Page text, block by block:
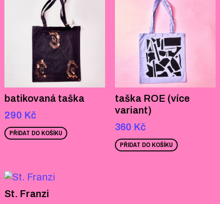
batikovaná taška
290 Kč
PŘIDAT DO KOŠÍKU
taška ROE (více
variant)
360 Kč
PŘIDAT DO KOŠÍKU
St. Franzi